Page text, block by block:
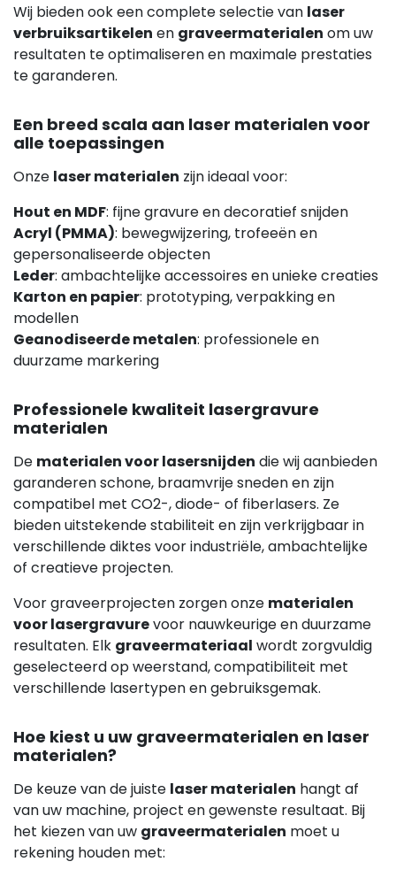
Wij bieden ook een complete selectie van laser
verbruiksartikelen en graveermaterialen om uw
resultaten te optimaliseren en maximale prestaties
te garanderen.
Een breed scala aan laser materialen voor
alle toepassingen
Onze laser materialen zijn ideaal voor:
Hout en MDF: fijne gravure en decoratief snijden
Acryl (PMMA): bewegwijzering, trofeeën en
gepersonaliseerde objecten
Leder: ambachtelijke accessoires en unieke creaties
Karton en papier: prototyping, verpakking en
modellen
Geanodiseerde metalen: professionele en
duurzame markering
Professionele kwaliteit lasergravure
materialen
De materialen voor lasersnijden die wij aanbieden
garanderen schone, braamvrije sneden en zijn
compatibel met CO2-, diode- of fiberlasers. Ze
bieden uitstekende stabiliteit en zijn verkrijgbaar in
verschillende diktes voor industriële, ambachtelijke
of creatieve projecten.
Voor graveerprojecten zorgen onze materialen
voor lasergravurevoor nauwkeurige en duurzame
resultaten. Elk graveermateriaal wordt zorgvuldig
geselecteerd op weerstand, compatibiliteit met
verschillende lasertypen en gebruiksgemak.
Hoe kiest u uw graveermaterialen en laser
materialen?
De keuze van de juiste laser materialen hangt af
van uw machine, project en gewenste resultaat. Bij
het kiezen van uw graveermaterialen moet u
rekening houden met: